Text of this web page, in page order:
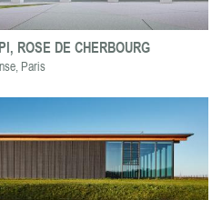
ROSE DE CHERBOURG
Paris